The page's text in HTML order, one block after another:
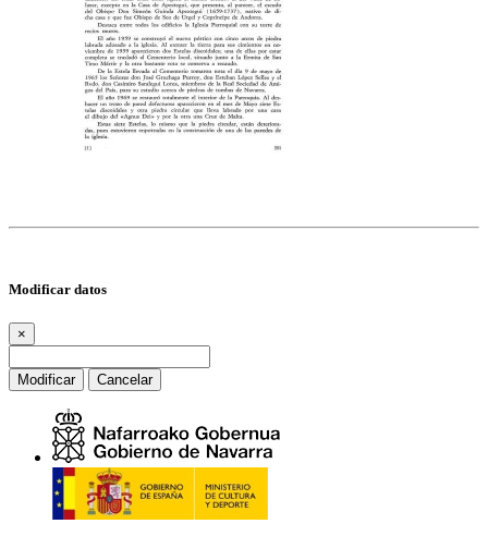
Modificar datos
×
Modificar Cancelar